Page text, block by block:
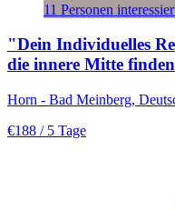
11 Personen
"Dein Individuelles
die innere Mitte
Horn - Bad Meinberg,
€188 / 5 Tage